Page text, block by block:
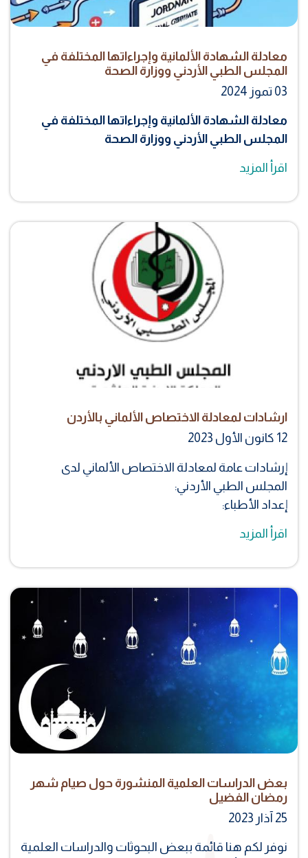
معادلة الشهادة الألمانية وإجراءاتها المختلفة في
المجلس الطبي الأردني ووزارة الصحة
03 تموز 2024
معادلة الشهادة الألمانية وإجراءاتها المختلفة في
المجلس الطبي الأردني ووزارة الصحة
اقرأ المزيد
ارشادات لمعادلة الاختصاص الألماني بالأردن
12 كانون الأول 2023
إرشادات عامة لمعادلة الاختصاص الألماني لدى
المجلس الطبي الأردني:
إعداد الأطباء:
اقرأ المزيد
بعض الدراسات العلمية المنشورة حول صيام شهر
رمضان الفضيل
25 آذار 2023
نوفر لكم هنا قائمة ببعض البحوثات والدراسات العلمية